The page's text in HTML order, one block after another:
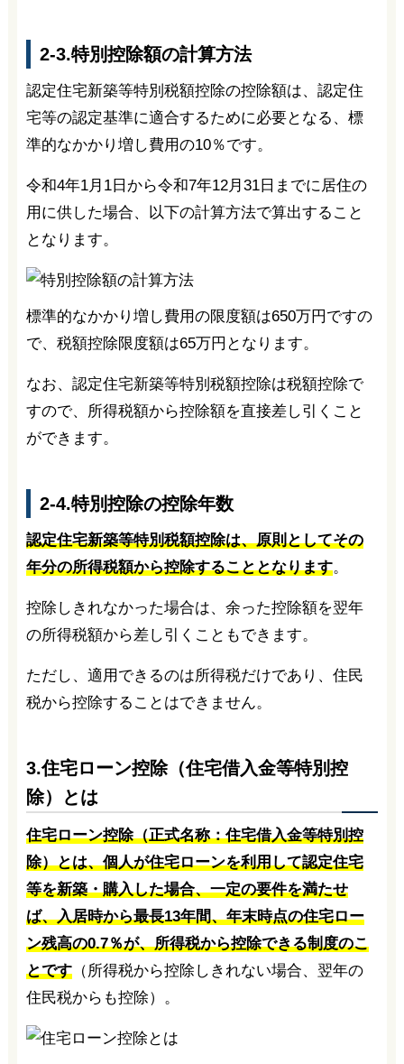
2-3.特別控除額の計算方法
認定住宅新築等特別税額控除の控除額は、認定住
宅等の認定基準に適合するために必要となる、標
準的なかかり増し費用の10％です。
令和4年1月1日から令和7年12月31日までに居住の
用に供した場合、以下の計算方法で算出すること
となります。
標準的なかかり増し費用の限度額は650万円ですの
で、税額控除限度額は65万円となります。
なお、認定住宅新築等特別税額控除は税額控除で
すので、所得税額から控除額を直接差し引くこと
ができます。
2-4.特別控除の控除年数
認定住宅新築等特別税額控除は、原則としてその
年分の所得税額から控除することとなります。
控除しきれなかった場合は、余った控除額を翌年
の所得税額から差し引くこともできます。
ただし、適用できるのは所得税だけであり、住民
税から控除することはできません。
3.住宅ローン控除（住宅借入金等特別控
除）とは
住宅ローン控除（正式名称：住宅借入金等特別控
除）とは、個人が住宅ローンを利用して認定住宅
等を新築・購入した場合、一定の要件を満たせ
ば、入居時から最長13年間、年末時点の住宅ロー
ン残高の0.7％が、所得税から控除できる制度のこ
とです（所得税から控除しきれない場合、翌年の
住民税からも控除）。